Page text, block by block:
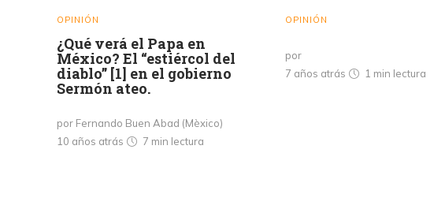
OPINIÓN
¿Qué verá el Papa en
México? El “estiércol del
diablo” [1] en el gobierno
Sermón ateo.
por Fernando Buen Abad (Mèxico)
10 años atrás
7 min lectura
OPINIÓN
por
7 años atrás
1 min lectura